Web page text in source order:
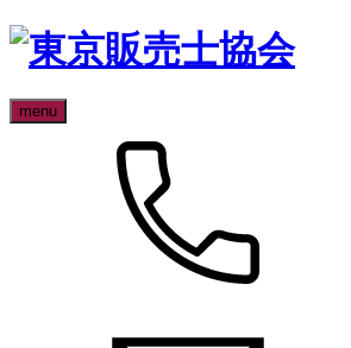
menu